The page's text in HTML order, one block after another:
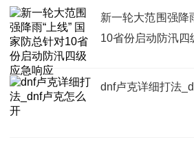
新一轮大范围强降
10省份启动防汛四
dnf卢克详细打法